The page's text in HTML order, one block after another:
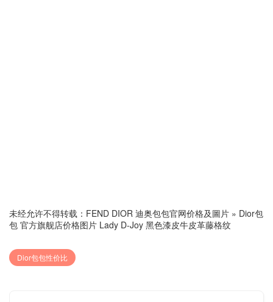
未经允许不得转载： FEND DIOR 迪奥包包官网价格及圖片 » Dior包
包 官方旗舰店价格图片 Lady D-Joy 黑色漆皮牛皮革藤格纹
Dior包包性价比